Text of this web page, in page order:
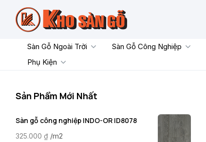
content
Sàn Gỗ Ngoài Trời Sàn Gỗ Công Nghiệp
Phụ Kiện
Sản Phẩm Mới Nhất
Sàn gỗ công nghiệp INDO-OR ID8078
325.000 ₫ /m2